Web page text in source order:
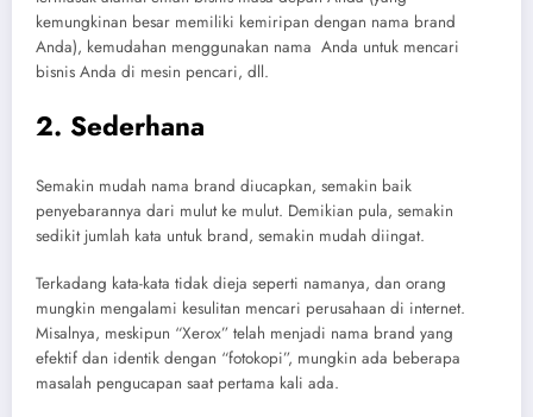
kemungkinan besar memiliki kemiripan dengan nama brand
Anda), kemudahan menggunakan nama Anda untuk mencari
bisnis Anda di mesin pencari, dll.
2. Sederhana
Semakin mudah nama brand diucapkan, semakin baik
penyebarannya dari mulut ke mulut. Demikian pula, semakin
sedikit jumlah kata untuk brand, semakin mudah diingat.
Terkadang kata-kata tidak dieja seperti namanya, dan orang
mungkin mengalami kesulitan mencari perusahaan di internet.
Misalnya, meskipun “Xerox” telah menjadi nama brand yang
efektif dan identik dengan “fotokopi”, mungkin ada beberapa
masalah pengucapan saat pertama kali ada.